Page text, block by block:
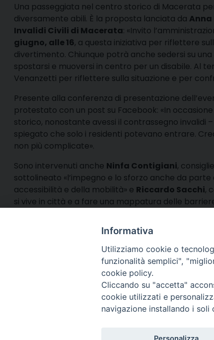
Una passeggiata nel centro storico di Macerata
diversamente abili. È la proposta lanciata da Anna
Invalidi Civili di Macerata: «Invito
giugno, alle 16, a questa iniziativa per riflettere
divertimento. Chiunque potrà anche sedersi su
spostarsi e muoversi in centro per un disabile. Al
Venanzetti per riflettere sulla situazione e per
Presente alla conferenza di presentazione
protestato con un post su Facebook: «In
storico, nonostante avessi il contrassegno invalidi
spiegato che solo i residenti potevano entrare.
non più complicate».
Sono intervenuti anche Ninfa Contigiani,
sottolineato «l’impegno e lo sforzo anche da
accessibilità e della mobilità» e Riccardo Sacchi,
si vive in città e a fare una mappatura delle
Direttore
Direttore
Informativa
Utilizziamo cookie o
funzionalità semplici",
cookie policy.
Cliccando su "accetta"
cookie utilizzati e
navigazione installando i